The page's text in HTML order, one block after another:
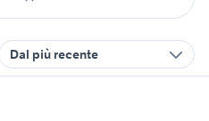
Dal più recente